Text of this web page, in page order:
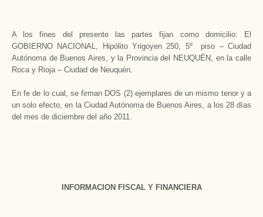
A los fines del presente las partes fijan como domicilio: El
GOBIERNO NACIONAL, Hipólito Yrigoyen 250, 5º piso – Ciudad
Autónoma de Buenos Aires, y la Provincia del NEUQUÉN, en la calle
Roca y Rioja – Ciudad de Neuquén.
En fe de lo cual, se firman DOS (2) ejemplares de un mismo tenor y a
un solo efecto, en la Ciudad Autónoma de Buenos Aires, a los 28 días
del mes de diciembre del año 2011.
INFORMACION FISCAL Y FINANCIERA